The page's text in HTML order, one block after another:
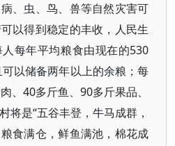
、虫、鸟、兽等自然灾害可
以得到稳定的丰收，人民生
每年平均粮食由现在的530
以储备两年以上的余粮；每
、40多斤鱼、90多斤果品、
将是“五谷丰登，牛马成群，
食满仓，鲜鱼满池，棉花成